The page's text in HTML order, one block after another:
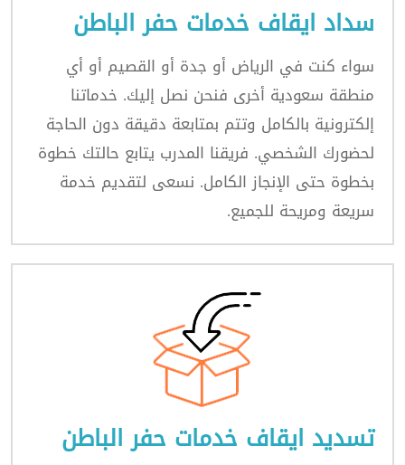
سداد ايقاف خدمات حفر الباطن
سواء كنت في الرياض أو جدة أو القصيم أو أي
منطقة سعودية أخرى فنحن نصل إليك. خدماتنا
إلكترونية بالكامل وتتم بمتابعة دقيقة دون الحاجة
لحضورك الشخصي. فريقنا المدرب يتابع حالتك خطوة
بخطوة حتى الإنجاز الكامل. نسعى لتقديم خدمة
سريعة ومريحة للجميع.
تسديد ايقاف خدمات حفر الباطن